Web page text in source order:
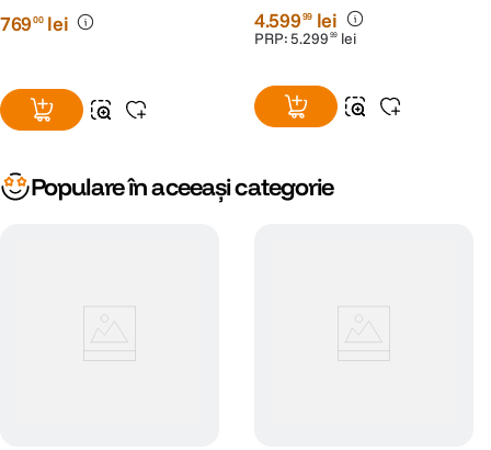
76900 lei 4.59999 lei
PRP:5.299 99 lei
Populare în aceeași categorie